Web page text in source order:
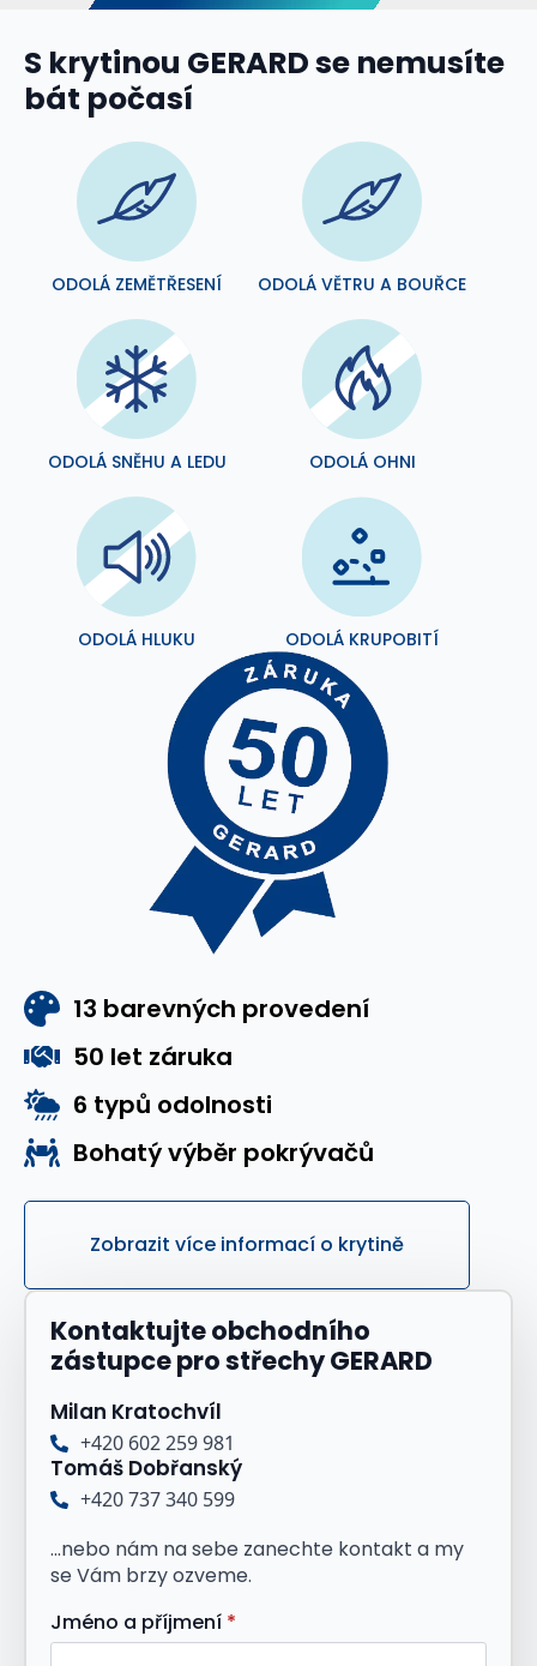
S krytinou GERARD se nemusíte
bát počasí
ODOLÁ ZEMĚTŘESENÍ ODOLÁ VĚTRU A BOUŘCE
ODOLÁ SNĚHU A LEDU ODOLÁ OHNI
ODOLÁ HLUKU ODOLÁ KRUPOBITÍ
13 barevných provedení
50 let záruka
6 typů odolnosti
Bohatý výběr pokrývačů
Zobrazit více informací o krytině
Kontaktujte obchodního
zástupce pro střechy GERARD
Milan Kratochvíl
+420 602 259 981
Tomáš Dobřanský
+420 737 340 599
...nebo nám na sebe zanechte kontakt a my
se Vám brzy ozveme.
Jméno a příjmení *